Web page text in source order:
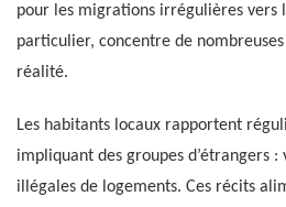
pour les migrations irrégulières vers
particulier, concentre de
réalité.
Les habitants locaux rapportent
impliquant des groupes d’étrangers
illégales de logements. Ces récits